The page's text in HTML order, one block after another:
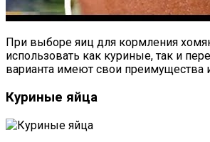
При выборе яиц для кормления
использовать как куриные, так и
варианта имеют свои преимущества
Куриные яйца